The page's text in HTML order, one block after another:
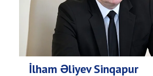
İlham Əliyev Sinqapur